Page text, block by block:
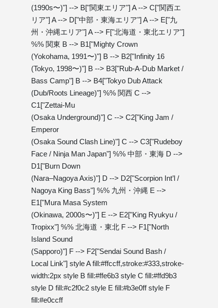
(1990s〜)"] --> B["関東エリア"] A --> C["関西エ
リア"] A --> D["中部・東海エリア"] A --> E["九
州・沖縄エリア"] A --> F["北海道・東北エリア"]
%% 関東 B --> B1["Mighty Crown
(Yokohama, 1991〜)"] B --> B2["Infinity 16
(Tokyo, 1998〜)"] B --> B3["Rub-A-Dub Market /
Bass Camp"] B --> B4["Tokyo Dub Attack
(Dub/Roots Lineage)"] %% 関西 C -->
C1["Zettai-Mu
(Osaka Underground)"] C --> C2["King Jam /
Emperor
(Osaka Sound Clash Line)"] C --> C3["Rudeboy
Face / Ninja Man Japan"] %% 中部・東海 D -->
D1["Burn Down
(Nara–Nagoya Axis)"] D --> D2["Scorpion Int’l /
Nagoya King Bass"] %% 九州・沖縄 E -->
E1["Mura Masa System
(Okinawa, 2000s〜)"] E --> E2["King Ryukyu /
Tropixx"] %% 北海道・東北 F --> F1["North
Island Sound
(Sapporo)"] F --> F2["Sendai Sound Bash /
Local Link"] style A fill:#ffccff,stroke:#333,stroke-
width:2px style B fill:#ffe6b3 style C fill:#ffd9b3
style D fill:#c2f0c2 style E fill:#b3e0ff style F
fill:#e0ccff